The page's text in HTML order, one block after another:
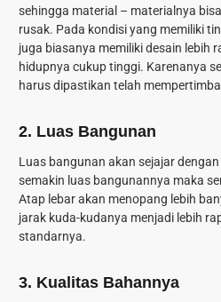
sehingga material – materialnya
rusak. Pada kondisi yang memiliki
juga biasanya memiliki desain lebih
hidupnya cukup tinggi. Karenanya
harus dipastikan telah
2. Luas Bangunan
Luas bangunan akan sejajar
semakin luas bangunannya maka
Atap lebar akan menopang lebih
jarak kuda-kudanya menjadi lebih
standarnya.
3. Kualitas Bahannya